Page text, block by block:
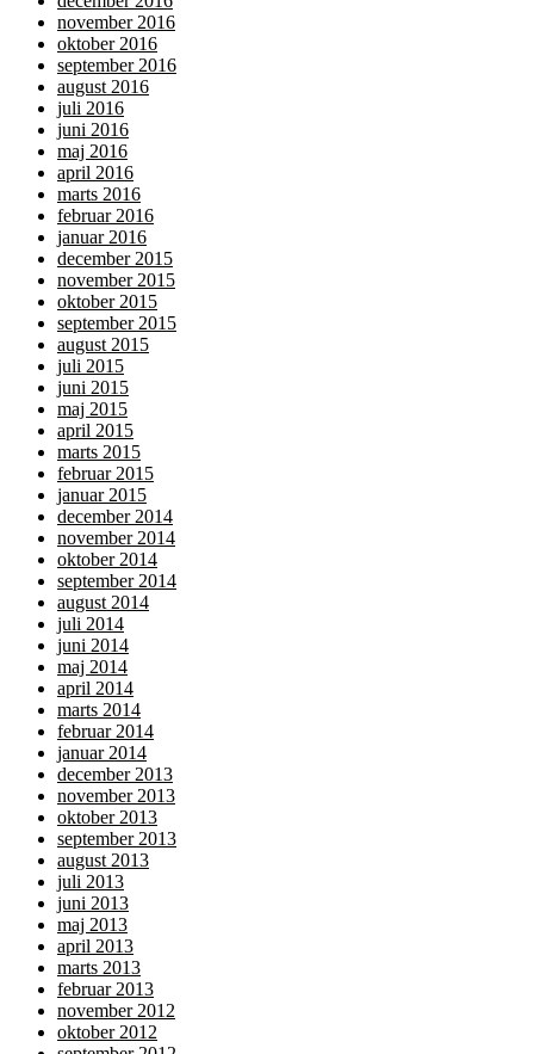
november 2016
oktober 2016
september 2016
august 2016
juli 2016
juni 2016
maj 2016
april 2016
marts 2016
februar 2016
januar 2016
december 2015
november 2015
oktober 2015
september 2015
august 2015
juli 2015
juni 2015
maj 2015
april 2015
marts 2015
februar 2015
januar 2015
december 2014
november 2014
oktober 2014
september 2014
august 2014
juli 2014
juni 2014
maj 2014
april 2014
marts 2014
februar 2014
januar 2014
december 2013
november 2013
oktober 2013
september 2013
august 2013
juli 2013
juni 2013
maj 2013
april 2013
marts 2013
februar 2013
november 2012
oktober 2012